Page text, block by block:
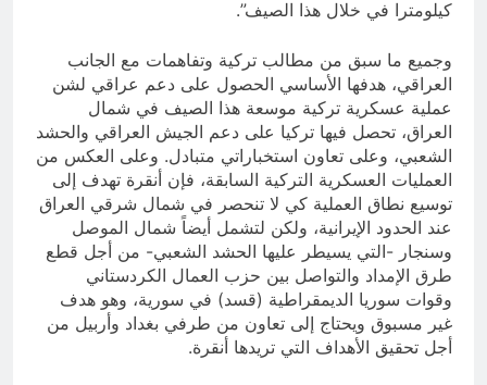
كيلومترا في خلال هذا الصيف”.
وجميع ما سبق من مطالب تركية وتفاهمات مع الجانب
العراقي، هدفها الأساسي الحصول على دعم عراقي لشن
عملية عسكرية تركية موسعة هذا الصيف في شمال
العراق، تحصل فيها تركيا على دعم الجيش العراقي والحشد
الشعبي، وعلى تعاون استخباراتي متبادل. وعلى العكس من
العمليات العسكرية التركية السابقة، فإن أنقرة تهدف إلى
توسيع نطاق العملية كي لا تنحصر في شمال شرقي العراق
عند الحدود الإيرانية، ولكن لتشمل أيضاً شمال الموصل
وسنجار -التي يسيطر عليها الحشد الشعبي- من أجل قطع
طرق الإمداد والتواصل بين حزب العمال الكردستاني
وقوات سوريا الديمقراطية (قسد) في سورية، وهو هدف
غير مسبوق ويحتاج إلى تعاون من طرفي بغداد وأربيل من
أجل تحقيق الأهداف التي تريدها أنقرة.